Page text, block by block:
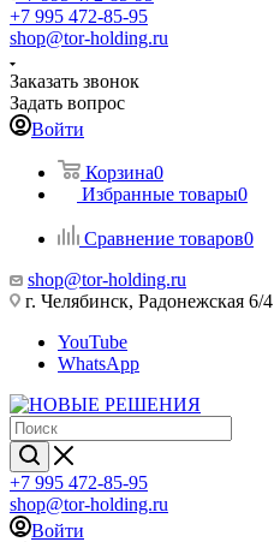
+7 995 472-85-95
shop@tor-holding.ru
Заказать звонок
Задать вопрос
Войти
Корзина0
Избранные товары0
Сравнение товаров0
shop@tor-holding.ru
г. Челябинск, Радонежская 6/4
YouTube
WhatsApp
+7 995 472-85-95
shop@tor-holding.ru
Войти